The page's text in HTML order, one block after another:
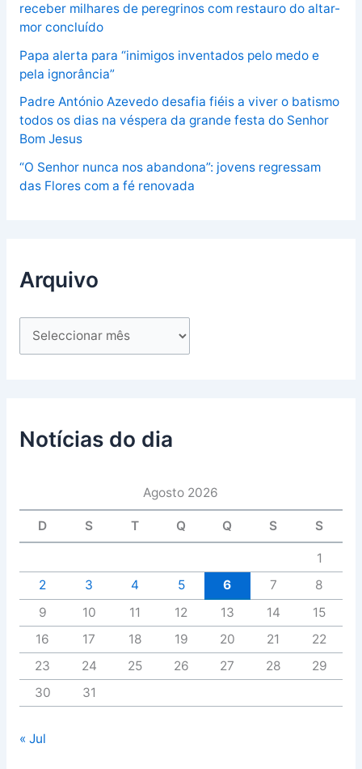
receber milhares de peregrinos com restauro do altar-
mor concluído
Papa alerta para “inimigos inventados pelo medo e
pela ignorância”
Padre António Azevedo desafia fiéis a viver o batismo
todos os dias na véspera da grande festa do Senhor
Bom Jesus
“O Senhor nunca nos abandona”: jovens regressam
das Flores com a fé renovada
Arquivo
Notícias do dia
Agosto 2026
D S T Q Q S S
1
2
3 4 5 6 7
8
9
10 11 12 13 14
15
16
17 18 19 20 21
22
23
24 25 26 27 28
29
30
31
« Jul